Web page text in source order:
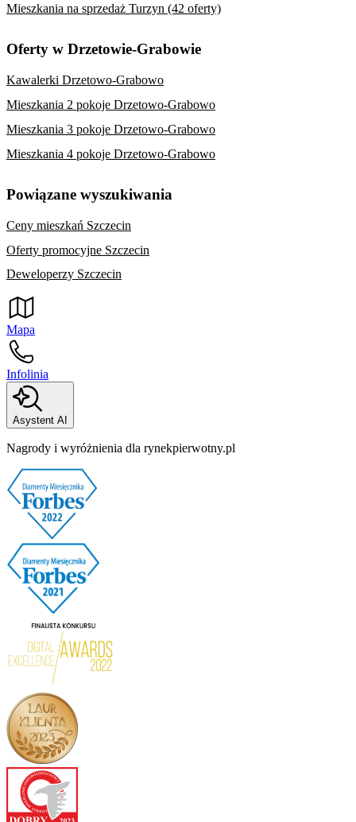
Mieszkania na sprzedaż Turzyn (42 oferty)
Oferty w Drzetowie-Grabowie
Kawalerki Drzetowo-Grabowo
Mieszkania 2 pokoje Drzetowo-Grabowo
Mieszkania 3 pokoje Drzetowo-Grabowo
Mieszkania 4 pokoje Drzetowo-Grabowo
Powiązane wyszukiwania
Ceny mieszkań Szczecin
Oferty promocyjne Szczecin
Deweloperzy Szczecin
Mapa
Infolinia
Asystent AI
Nagrody i wyróżnienia dla rynekpierwotny.pl